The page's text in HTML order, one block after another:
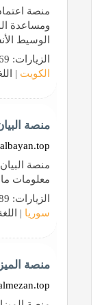
منصة
ومساعدة
الوسيط
الزيارات: 169 | التقييم: 0 | المقيّمين: 0 | الدولة:
الكويت |
منصة
منصة
معلومات
الزيارات: 189 | التقييم: 0 | المقيّمين: 0 | الدولة:
سوريا |
منصة